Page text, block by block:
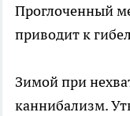
Проглоченный
приводит к
Зимой при
каннибализм.